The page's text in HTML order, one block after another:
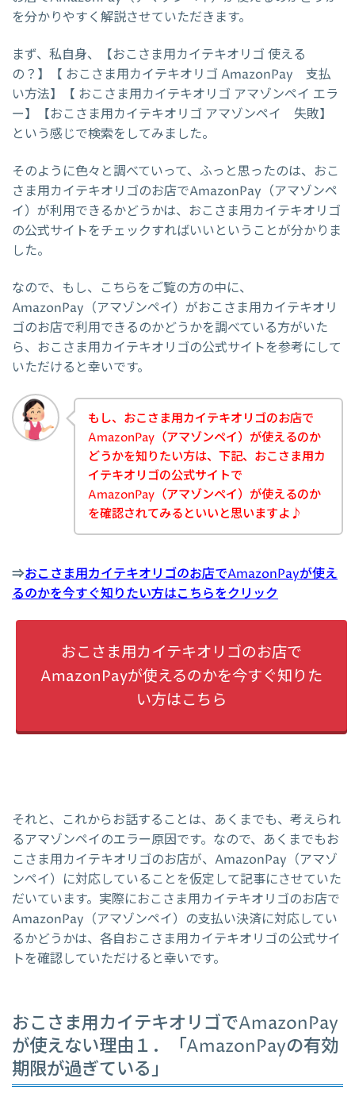
を分かりやすく解説させていただきます。
まず、私自身、【おこさま用カイテキオリゴ 使える
の？】【 おこさま用カイテキオリゴ AmazonPay 支払
い方法】【 おこさま用カイテキオリゴ アマゾンペイ エラ
ー】【おこさま用カイテキオリゴ アマゾンペイ 失敗】
という感じで検索をしてみました。
そのように色々と調べていって、ふっと思ったのは、おこ
さま用カイテキオリゴのお店でAmazonPay（アマゾンペ
イ）が利用できるかどうかは、おこさま用カイテキオリゴ
の公式サイトをチェックすればいいということが分かりま
した。
なので、もし、こちらをご覧の方の中に、
AmazonPay（アマゾンペイ）がおこさま用カイテキオリ
ゴのお店で利用できるのかどうかを調べている方がいた
ら、おこさま用カイテキオリゴの公式サイトを参考にして
いただけると幸いです。
もし、おこさま用カイテキオリゴのお店で
AmazonPay（アマゾンペイ）が使えるのか
どうかを知りたい方は、下記、おこさま用カ
イテキオリゴの公式サイトで
AmazonPay（アマゾンペイ）が使えるのか
を確認されてみるといいと思いますよ♪
⇒おこさま用カイテキオリゴのお店でAmazonPayが使え
るのかを今すぐ知りたい方はこちらをクリック
おこさま用カイテキオリゴのお店で
AmazonPayが使えるのかを今すぐ知りた
い方はこちら
それと、これからお話することは、あくまでも、考えられ
るアマゾンペイのエラー原因です。なので、あくまでもお
こさま用カイテキオリゴのお店が、AmazonPay（アマゾ
ンペイ）に対応していることを仮定して記事にさせていた
だいています。実際におこさま用カイテキオリゴのお店で
AmazonPay（アマゾンペイ）の支払い決済に対応してい
るかどうかは、各自おこさま用カイテキオリゴの公式サイ
トを確認していただけると幸いです。
おこさま用カイテキオリゴでAmazonPay
が使えない理由１．「AmazonPayの有効
期限が過ぎている」